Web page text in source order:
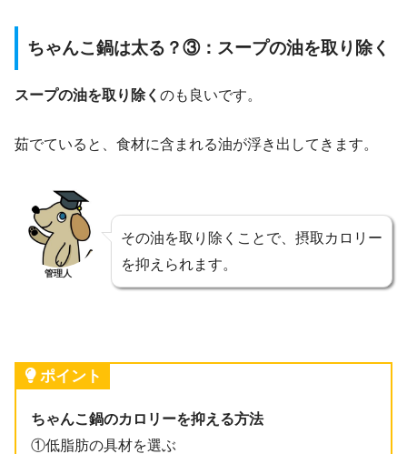
ちゃんこ鍋は太る？③：スープの油を取り除く
スープの油を取り除く のも良いです。
茹でていると、食材に含まれる油が浮き出してきます。
管理人
その油を取り除くことで、摂取カロリー
を抑えられます。
ポイント
ちゃんこ鍋のカロリーを抑える方法
①低脂肪の具材を選ぶ